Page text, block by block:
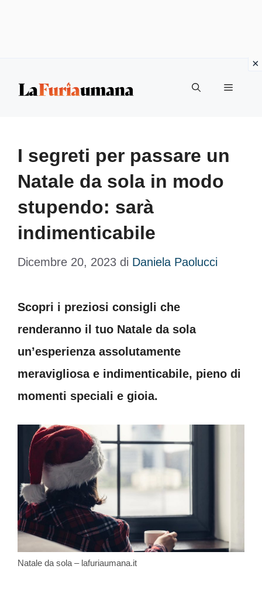
Menu
I segreti per passare un
Natale da sola in modo
stupendo: sarà
indimenticabile
Dicembre 20, 2023 di Daniela Paolucci
Scopri i preziosi consigli che
renderanno il tuo Natale da sola
un’esperienza assolutamente
meravigliosa e indimenticabile, pieno di
momenti speciali e gioia.
Natale da sola – lafuriaumana.it